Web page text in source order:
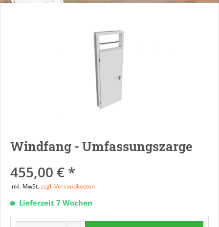
Windfang - Umfassungszarge
455,00 € *
inkl. MwSt.zzgl. Versandkosten
Lieferzeit 7 Wochen